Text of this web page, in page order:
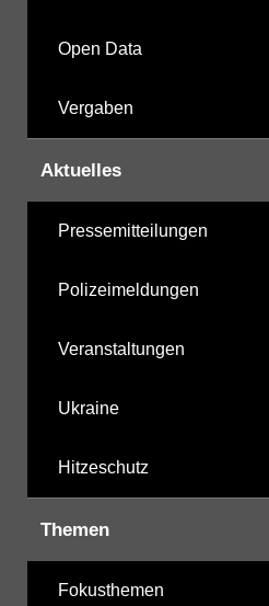
Open Data
Vergaben
Aktuelles
Pressemitteilungen
Polizeimeldungen
Veranstaltungen
Ukraine
Hitzeschutz
Themen
Fokusthemen